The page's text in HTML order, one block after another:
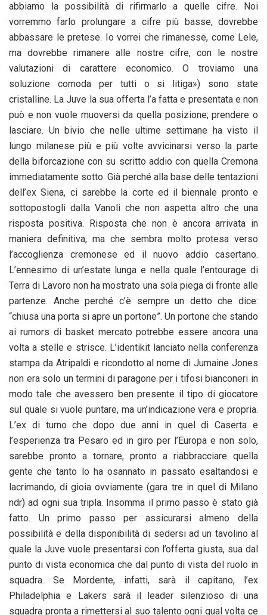
abbiamo la possibilità di rifirmarlo a quelle cifre. Noi
vorremmo farlo prolungare a cifre più basse, dovrebbe
abbassare le pretese. Io vorrei che rimanesse, come Lele,
ma dovrebbe rimanere alle nostre cifre, con le nostre
valutazioni di carattere economico. O troviamo una
soluzione comoda per tutti o si litiga») sono state
cristalline. La Juve la sua offerta l’a fatta e presentata e non
può e non vuole muoversi da quella posizione; prendere o
lasciare. Un bivio che nelle ultime settimane ha visto il
lungo milanese più e più volte avvicinarsi verso la parte
della biforcazione con su scritto addio con quella Cremona
immediatamente sotto. Già perché alla base delle tentazioni
dell’ex Siena, ci sarebbe la corte ed il biennale pronto e
sottopostogli dalla Vanoli che non aspetta altro che una
risposta positiva. Risposta che non è ancora arrivata in
maniera definitiva, ma che sembra molto protesa verso
l’accoglienza cremonese ed il nuovo addio casertano.
L’ennesimo di un’estate lunga e nella quale l’entourage di
Terra di Lavoro non ha mostrato una sola piega di fronte alle
partenze. Anche perché c’è sempre un detto che dice:
“chiusa una porta si apre un portone”. Un portone che stando
ai rumors di basket mercato potrebbe essere ancora una
volta a stelle e strisce. L’identikit lanciato nella conferenza
stampa da Atripaldi e ricondotto al nome di Jumaine Jones
non era solo un termini di paragone per i tifosi bianconeri in
modo tale che avessero ben presente il tipo di giocatore
sul quale si vuole puntare, ma un’indicazione vera e propria.
L’ex di turno che dopo due anni in quel di Caserta e
l’esperienza tra Pesaro ed in giro per l’Europa e non solo,
sarebbe pronto a tornare, pronto a riabbracciare quella
gente che tanto lo ha osannato in passato esaltandosi e
lacrimando, di gioia ovviamente (gara tre in quel di Milano
ndr) ad ogni sua tripla. Insomma il primo passo è stato già
fatto. Un primo passo per assicurarsi almeno della
possibilità e della disponibilità di sedersi ad un tavolino al
quale la Juve vuole presentarsi con l’offerta giusta, sua dal
punto di vista economica che dal punto di vista del ruolo in
squadra. Se Mordente, infatti, sarà il capitano, l’ex
Philadelphia e Lakers sarà il leader silenzioso di una
squadra pronta a rimettersi al suo talento ogni qual volta ce